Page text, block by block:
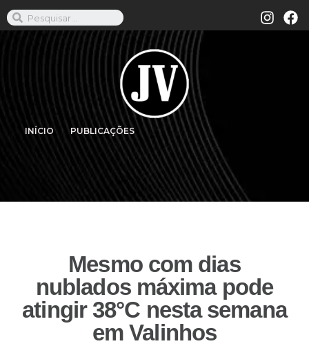
INÍCIO PUBLICAÇÕES
Mesmo com dias
nublados máxima pode
atingir 38°C nesta semana
em Valinhos